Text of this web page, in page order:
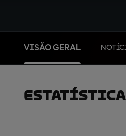
VISÃO GERAL
Estatísticas